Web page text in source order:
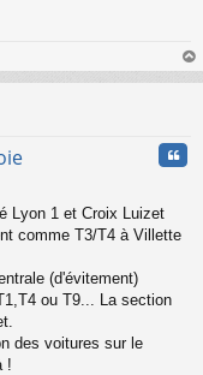
au
Lyon 1 et Croix Luizet
comme T3/T4 à Villette
(d'évitement)
ou T9... La section
des voitures sur le
!